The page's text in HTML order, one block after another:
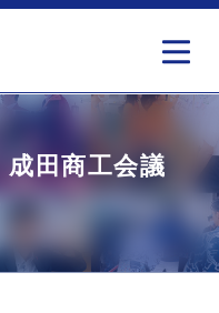
成田商工会議